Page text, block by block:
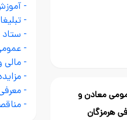
معادن و
هرمزگان
-
-
- ستاد
-
- مالی
-
-
-